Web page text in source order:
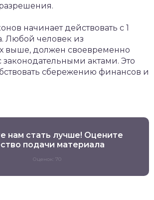
начинает действовать с 1
Любой человек из
выше, должен своевременно
законодательными актами. Это
сбережению финансов и
нам стать лучше! Оцените
подачи материала
Оценок: 70